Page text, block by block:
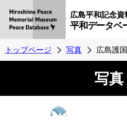
広島平和記念資
平和データベ
トップページ 写真 広島護
写真